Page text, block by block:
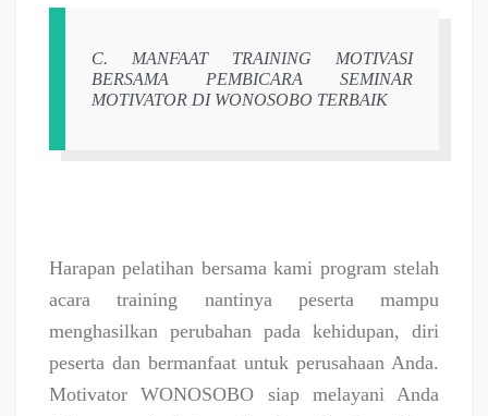
C.
MANFAAT TRAINING MOTIVASI
BERSAMA PEMBICARA SEMINAR
MOTIVATOR DI WONOSOBO TERBAIK
Harapan pelatihan bersama kami program stelah
acara training nantinya peserta mampu
menghasilkan perubahan pada kehidupan, diri
peserta dan bermanfaat untuk perusahaan Anda.
Motivator WONOSOBO siap melayani Anda